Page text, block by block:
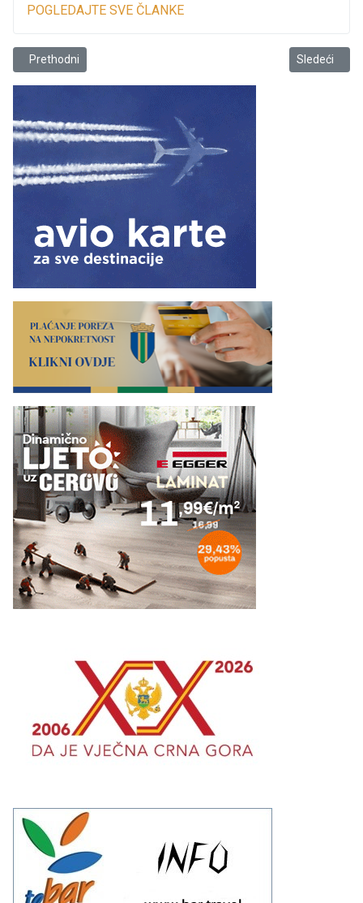
POGLEDAJTE SVE ČLANKE
Prethodni članak: Preporuka Mitropolita Joanikija
Prethodni Sledeći
Sledeći